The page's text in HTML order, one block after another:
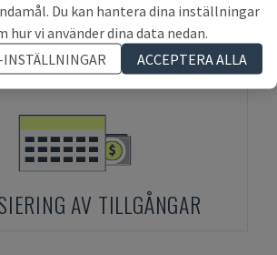
AV TILLGÅNGAR
Du kan hantera dina inställningar
hur vi använder dina data nedan.
ACCEPTERA ALLA